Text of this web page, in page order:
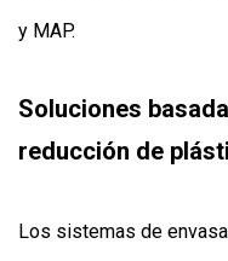
y MAP.
Soluciones
reducción de
Los sistemas de